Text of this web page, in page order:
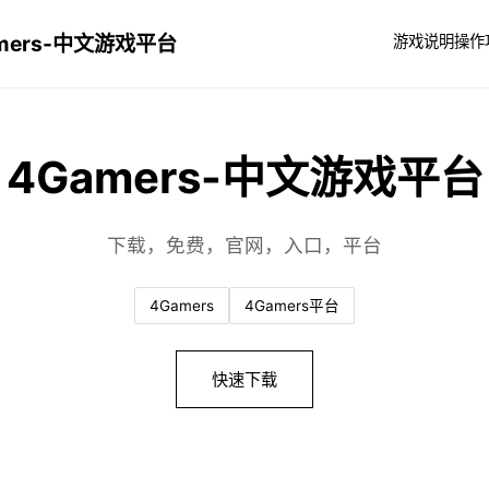
中文游戏平台 游戏说明操作
4Gamers-中文游戏平台
下载，免费，官网，入口，平台
4Gamers 4Gamers平台
快速下载